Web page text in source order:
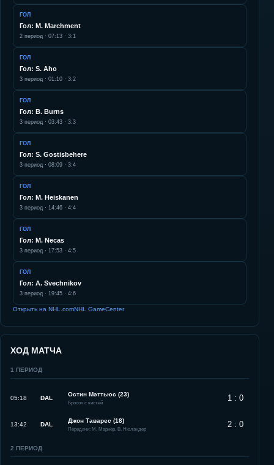
ГОЛ
Гол: M. Marchment
2 период · 07:13 · 3:1
ГОЛ
Гол: S. Aho
3 период · 01:10 · 3:2
ГОЛ
Гол: B. Burns
3 период · 03:43 · 3:3
ГОЛ
Гол: S. Gostisbehere
3 период · 08:09 · 3:4
ГОЛ
Гол: M. Heiskanen
3 период · 14:46 · 4:4
ГОЛ
Гол: M. Necas
3 период · 17:53 · 4:5
ГОЛ
Гол: A. Svechnikov
3 период · 19:45 · 4:6
Открыть на NHL.comNHL GameCenter
ХОД МАТЧА
1 ПЕРИОД
05:18 DAL
Остин Мэттьюс (23)
Бросок с кистей 1 : 0
13:42 DAL
Джон Таварес (18)
Передачи: М. Марнер, В. Нюландер 2 : 0
2 ПЕРИОД